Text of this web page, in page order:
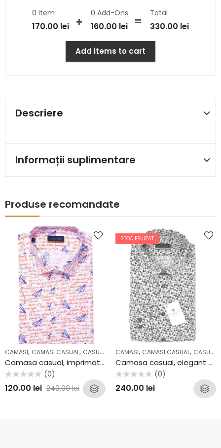
0 Item
170.00 lei
0 Add-Ons
160.00 lei
Total
330.00 lei
Add items to cart
Descriere
Informații suplimentare
Produse recomandate
CAMASI, CAMASI CASUAL, CASUAL COLECTII,OUTLET
Camasa casual, imprimat Stansfield SS2057CF
la
(0)
120.00 lei 240.00lei
STOC EPUIZAT
CAMASI, CAMASI CASUAL, CASUAL
Camasa casual, elegant mozaic Stansfield AV2209CS
la
(0)
240.00 lei